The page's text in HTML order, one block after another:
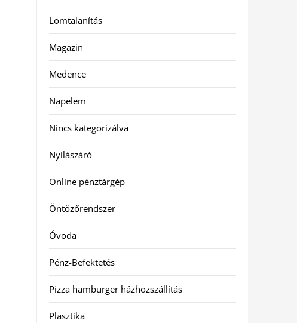
Lomtalanítás
Magazin
Medence
Napelem
Nincs kategorizálva
Nyílászáró
Online pénztárgép
Öntözőrendszer
Óvoda
Pénz-Befektetés
Pizza hamburger házhozszállítás
Plasztika